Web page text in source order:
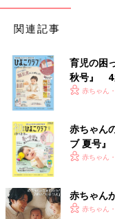
関連記事
育児の困
秋号』 4
いっぱい
赤ちゃん
赤ちゃん
ブ 夏号』
く！ おっ
赤ちゃん
赤ちゃん
赤ちゃん